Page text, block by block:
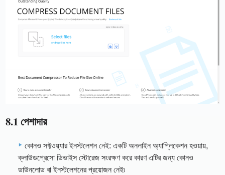
8.1 পেশাদার
কোনও সফ্টওয়্যার ইনস্টলেশন নেই: একটি অনলাইন অ্যাপ্লিকেশন হওয়ায়,
ক্লাউডপ্রেসো ডিভাইস স্টোরেজ সংরক্ষণ করে কারণ এটির জন্য কোনও
ডাউনলোড বা ইনস্টলেশনের প্রয়োজন নেই৷